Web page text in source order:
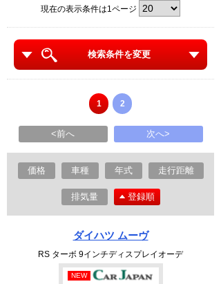
現在の表示条件は1ページ
検索条件を変更
1 2
<前へ 次へ>
価格 車種 年式 走行距離
排気量 登録順
ダイハツ ムーヴ
RS ターボ 9インチディスプレイオーデ
NEW